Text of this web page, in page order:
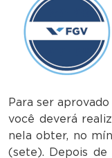
Para ser
você deverá
nela obter, no
(sete). Depois de